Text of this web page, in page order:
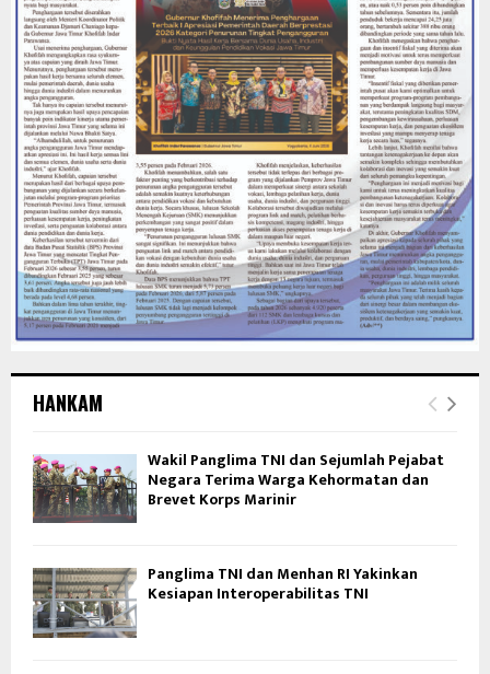
HANKAM
Wakil Panglima TNI dan Sejumlah Pejabat
Negara Terima Warga Kehormatan dan
Brevet Korps Marinir
Panglima TNI dan Menhan RI Yakinkan
Kesiapan Interoperabilitas TNI